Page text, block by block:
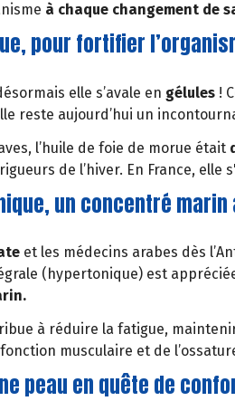
à chaque changement de
pour fortifier
elle s’avale en gélules !
reste aujourd’hui un
l’huile de foie de morue était
de l’hiver. En France, elle
un concentré
et les médecins arabes dès
(hypertonique) est
à réduire la fatigue,
musculaire et de
peau en quête de